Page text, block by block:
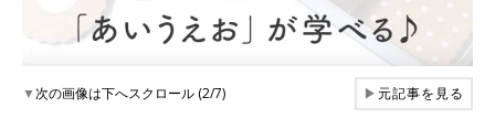
▼次の画像は下へスクロール (2/7) ▶元記事を見る